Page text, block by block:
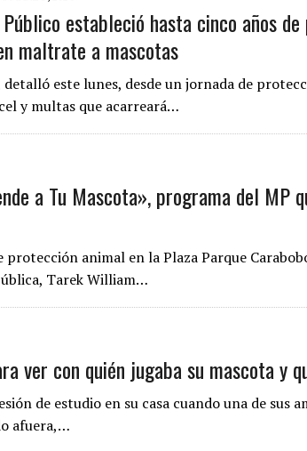
estableció hasta cinco años
maltrate a mascotas
este lunes, desde un jornada de
y multas que acarreará…
a Tu Mascota», programa del MP
protección animal en la Plaza Parque
Tarek William…
ver con quién jugaba su mascota y
de estudio en su casa cuando una de sus
afuera,…